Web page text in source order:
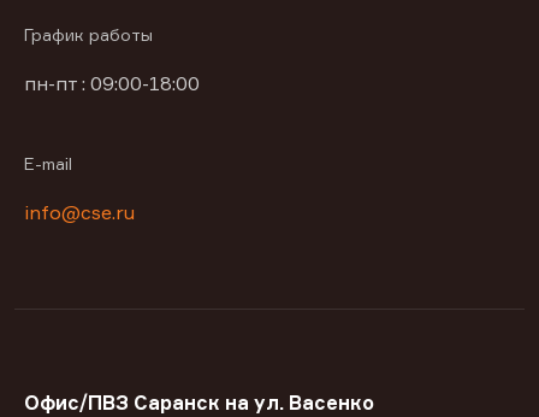
График работы
пн-пт : 09:00-18:00
E-mail
info@cse.ru
Офис/ПВЗ Саранск на ул. Васенко